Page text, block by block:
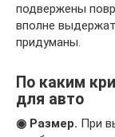
подвержены
вполне
придуманы.
По каким
для авто
◉ Размер. При